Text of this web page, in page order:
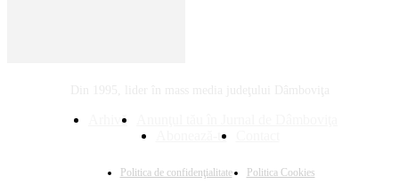
Arhivă
Abonează-te
Politica de confidenţialitate Politica Cookies